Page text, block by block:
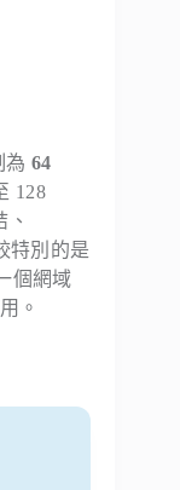
為 64
128
特別的是
個網域
。